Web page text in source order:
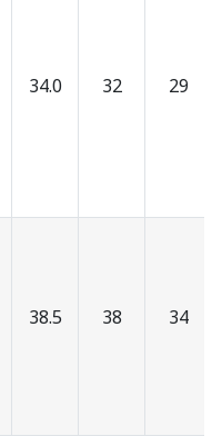
34.0 32 29
38.5 38 34